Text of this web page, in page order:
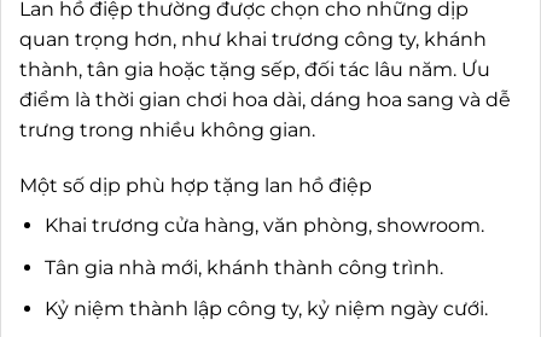
Lan hồ điệp thường được chọn cho những dịp
quan trọng hơn, như khai trương công ty, khánh
thành, tân gia hoặc tặng sếp, đối tác lâu năm. Ưu
điểm là thời gian chơi hoa dài, dáng hoa sang và dễ
trưng trong nhiều không gian.
Một số dịp phù hợp tặng lan hồ điệp
Khai trương cửa hàng, văn phòng, showroom.
Tân gia nhà mới, khánh thành công trình.
Kỷ niệm thành lập công ty, kỷ niệm ngày cưới.